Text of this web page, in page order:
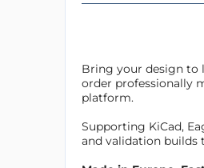
Bring your design to
order professionally
platform.
Supporting KiCad,
and validation builds